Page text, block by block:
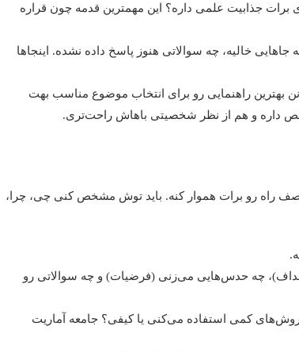
برات جذابیت علمی داره؟ این مهمترین قدمه چون قراره
خالیه، چه سوالاتی هنوز پاسخ داده نشده. اینجاها
بهترین راهنمایی رو برای انتخاب موضوع مناسب بهت
داره و هم از نظر شخصیتی باهاش راحت‌تری.
راه رو برات هموار کنه. باید توش مشخص کنی چی، چرا،
چه حدس‌هایی می‌زنی (فرضیات) و چه سوالاتی رو
کمی استفاده می‌کنی یا کیفی؟ جامعه آماریت